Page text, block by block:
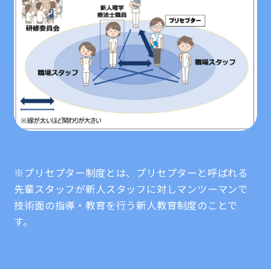
※プリセプター制度とは、プリセプターと呼ばれる
先輩スタッフが新人スタッフに対しマンツーマンで
技術面の指導・教育を行う新人教育制度のことで
す。